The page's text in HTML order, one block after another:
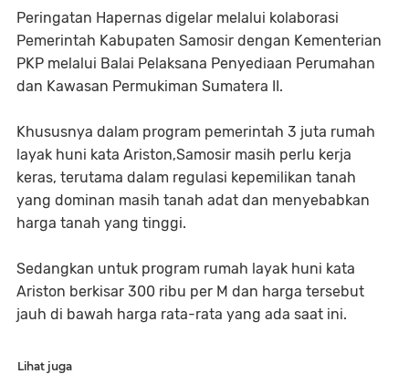
Peringatan Hapernas digelar melalui kolaborasi
Pemerintah Kabupaten Samosir dengan Kementerian
PKP melalui Balai Pelaksana Penyediaan Perumahan
dan Kawasan Permukiman Sumatera II.
Khususnya dalam program pemerintah 3 juta rumah
layak huni kata Ariston,Samosir masih perlu kerja
keras, terutama dalam regulasi kepemilikan tanah
yang dominan masih tanah adat dan menyebabkan
harga tanah yang tinggi.
Sedangkan untuk program rumah layak huni kata
Ariston berkisar 300 ribu per M dan harga tersebut
jauh di bawah harga rata-rata yang ada saat ini.
Lihat juga